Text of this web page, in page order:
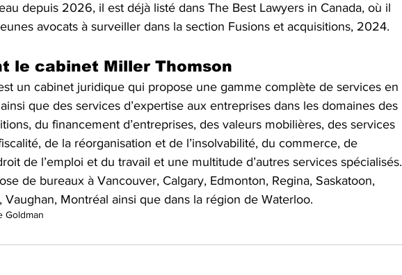
depuis 2026, il est déjà listé dans The Best Lawyers in Canada, où il
avocats à surveiller dans la section Fusions et acquisitions, 2024.
le cabinet Miller Thomson
un cabinet juridique qui propose une gamme complète de services en
que des services d’expertise aux entreprises dans les domaines des
du financement d’entreprises, des valeurs mobilières, des services
de la réorganisation et de l’insolvabilité, du commerce, de
de l’emploi et du travail et une multitude d’autres services spécialisés.
de bureaux à Vancouver, Calgary, Edmonton, Regina, Saskatoon,
Vaughan, Montréal ainsi que dans la région de Waterloo.
Goldman